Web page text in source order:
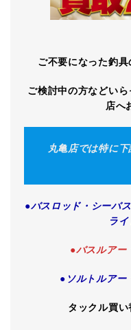
ご不要になった釣
ご検討中の方などい
店へ
丸亀店では特に
●バスロッド・シーバ
ラ
●バスルアー
●ソルトルアー
タックル買い